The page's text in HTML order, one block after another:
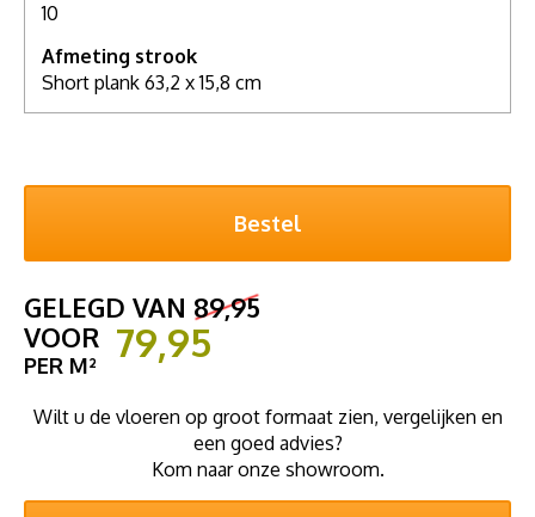
10
Afmeting strook
Short plank 63,2 x 15,8 cm
GELEGD VAN 89,95
VOOR 79,95
PER M²
Wilt u de vloeren op groot formaat zien, vergelijken en
een goed advies?
Kom naar onze showroom.